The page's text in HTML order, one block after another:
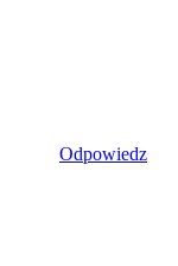
Odpowiedz